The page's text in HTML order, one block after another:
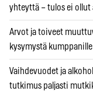
yhteyttä – tulos ei
Arvot ja toiveet
kysymystä
Vaihdevuodet ja
tutkimus paljasti